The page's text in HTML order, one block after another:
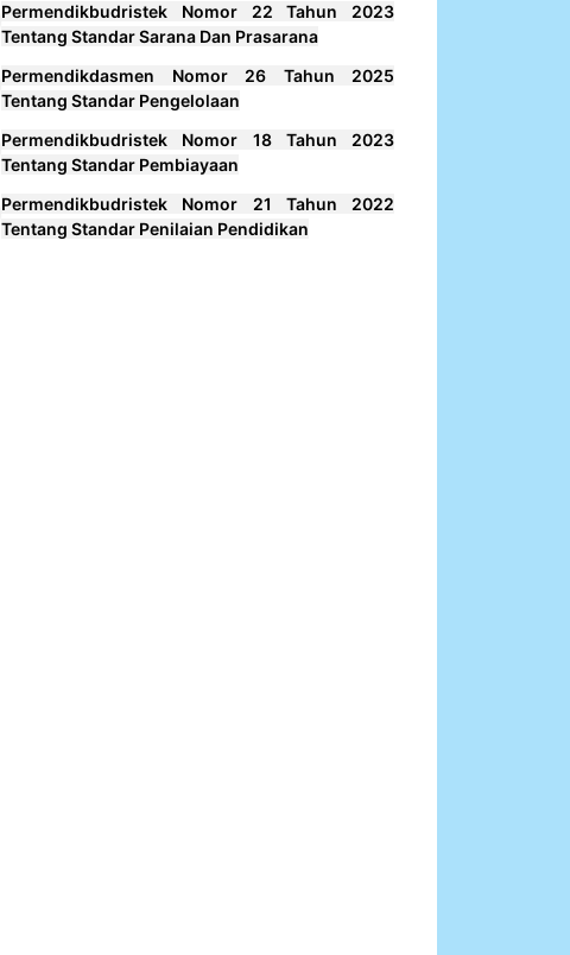
Permendikbudristek Nomor 22 Tahun 2023
Tentang Standar Sarana Dan Prasarana
Permendikdasmen Nomor 26 Tahun 2025
Tentang Standar Pengelolaan
Permendikbudristek Nomor 18 Tahun 2023
Tentang Standar Pembiayaan
Permendikbudristek Nomor 21 Tahun 2022
Tentang Standar Penilaian Pendidikan